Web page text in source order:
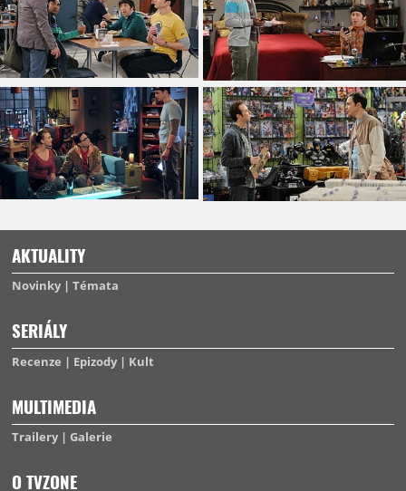
AKTUALITY
Novinky Témata
SERIÁLY
Recenze Epizody Kult
MULTIMEDIA
Trailery Galerie
O TVZONE